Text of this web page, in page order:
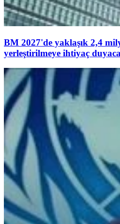
BM 2027'de yaklaşık 2,4
yerleştirilmeye ihtiyaç